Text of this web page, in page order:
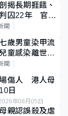
揭長期捱餓、
囚22年 官斥
聞
歲男童染甲流
童感染離世個
聞
傷人 港人母
日
年08月05日
親認誤殺及虐